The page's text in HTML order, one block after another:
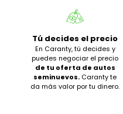
Tú decides el precio
En Caranty, tú decides y
puedes negociar el precio
de tu oferta de autos
seminuevos. Caranty te
da más valor por tu dinero.